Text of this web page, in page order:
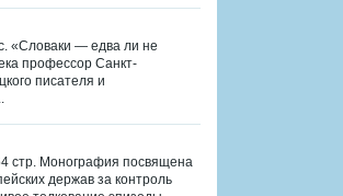
«Словаки — едва ли не
профессор Санкт-
писателя и
стр. Монография посвящена
держав за контроль